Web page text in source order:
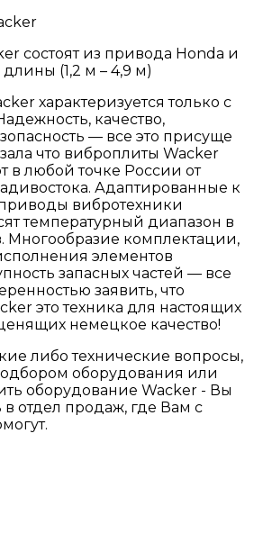
состоят из привода Honda и
(1,2 м – 4,9 м)
характеризуется только с
качество,
— все это присуще
что виброплиты Wacker
в любой точке России от
Адаптированные к
вибротехники
температурный диапазон в
Многообразие комплектации,
элементов
запасных частей — все
заявить, что
это техника для настоящих
немецкое качество!
либо технические вопросы,
оборудования или
оборудование Wacker - Вы
отдел продаж, где Вам с